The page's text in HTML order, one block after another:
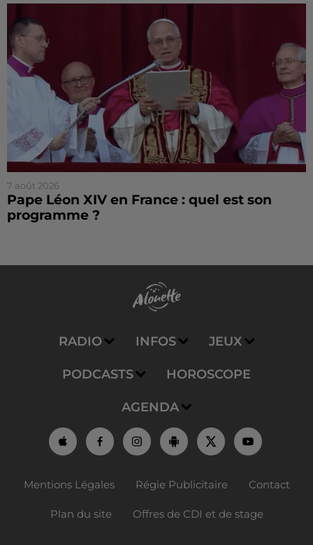
7 août 2026
Pape Léon XIV en France : quel est son
programme ?
RADIO INFOS JEUX
PODCASTS HOROSCOPE
AGENDA
Mentions Légales Régie Publicitaire Contact
Plan du site Offres de CDI et de stage